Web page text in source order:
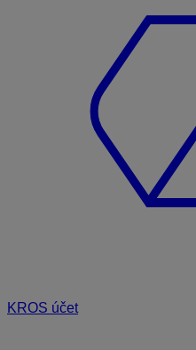
KROS účet